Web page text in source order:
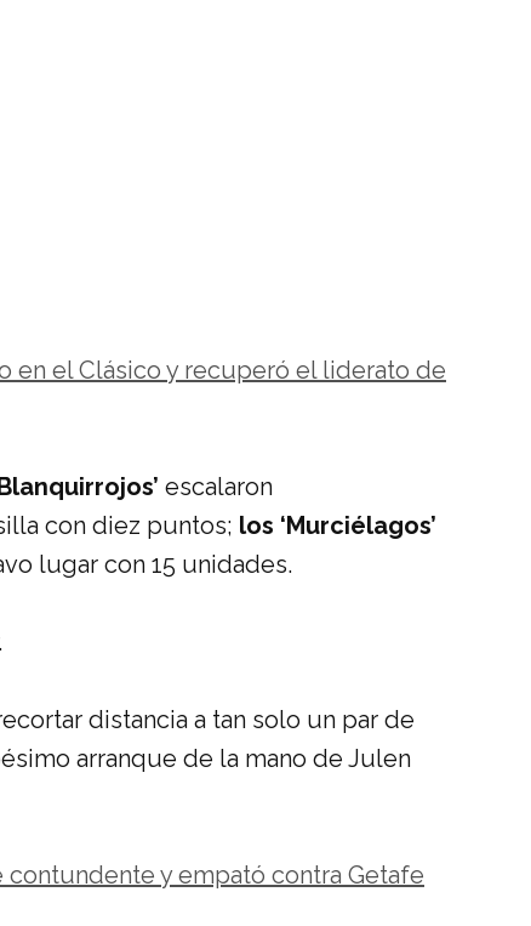
en el Clásico y recuperó el liderato de
escalaron
con diez puntos; los ‘Murciélagos’
lugar con 15 unidades.
distancia a tan solo un par de
arranque de la mano de Julen
contundente y empató contra Getafe